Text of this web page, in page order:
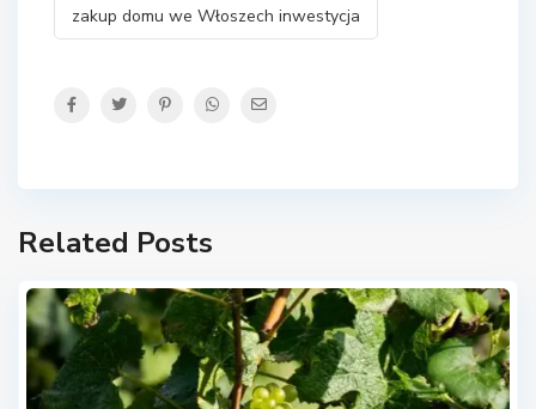
zakup domu we Włoszech inwestycja
Related Posts